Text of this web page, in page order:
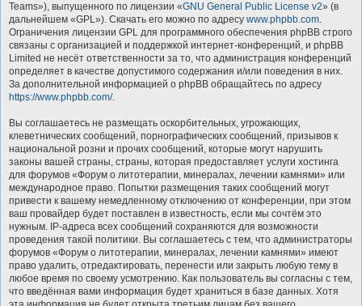
Teams»), выпущенного по лицензии «GNU General Public License v2» (в
дальнейшем «GPL»). Скачать его можно по адресу www.phpbb.com.
Ограничения лицензии GPL для программного обеспечения phpBB строго
связаны с организацией и поддержкой интернет-конференций, и phpBB
Limited не несёт ответственности за то, что администрация конференций
определяет в качестве допустимого содержания и/или поведения в них.
За дополнительной информацией о phpBB обращайтесь по адресу
https://www.phpbb.com/.
Вы соглашаетесь не размещать оскорбительных, угрожающих,
клеветнических сообщений, порнографических сообщений, призывов к
национальной розни и прочих сообщений, которые могут нарушить
законы вашей страны, страны, которая предоставляет услуги хостинга
для форумов «Форум о литотерапии, минералах, лечении камнями» или
международное право. Попытки размещения таких сообщений могут
привести к вашему немедленному отключению от конференции, при этом
ваш провайдер будет поставлен в известность, если мы сочтём это
нужным. IP-адреса всех сообщений сохраняются для возможности
проведения такой политики. Вы соглашаетесь с тем, что администраторы
форумов «Форум о литотерапии, минералах, лечении камнями» имеют
право удалить, отредактировать, перенести или закрыть любую тему в
любое время по своему усмотрению. Как пользователь вы согласны с тем,
что введённая вами информация будет храниться в базе данных. Хотя